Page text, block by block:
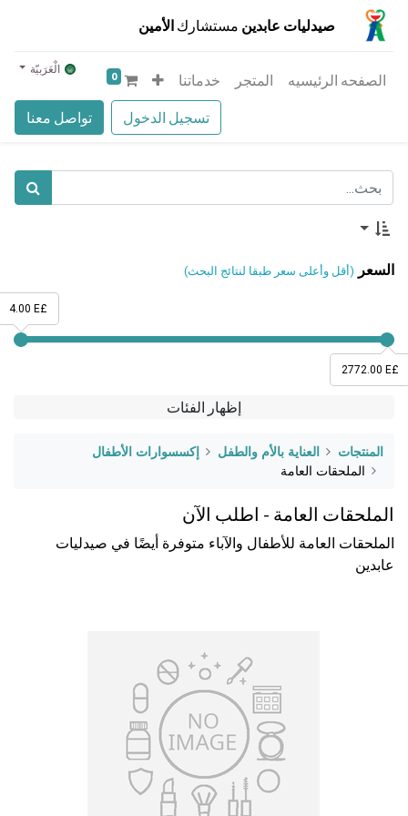
صيدليات عابدين مستشارك الأمين
تسجيل الدخول تواصل معنا
الصفحه الرئيسيه المتجر خدماتنا 0 الْعَرَبيّة
إظهار الفئات
السعر (أقل وأعلى سعر طبقا لنتائج البحث)
2772.00 E£
4.00 E£
المنتجات العناية بالأم والطفل
إكسسوارات الأطفال
الملحقات العامة
الملحقات العامة - اطلب الآن
الملحقات العامة للأطفال والآباء متوفرة أيضًا في صيدليات
عابدين